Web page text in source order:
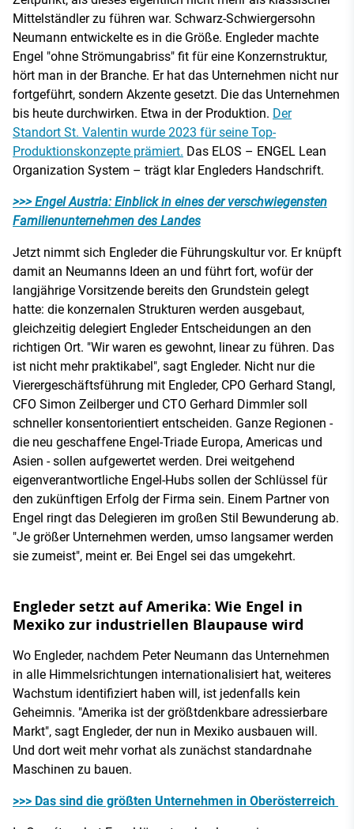
Mittelständler zu führen war. Schwarz-Schwiergersohn
Neumann entwickelte es in die Größe. Engleder machte
Engel "ohne Strömungabriss" fit für eine Konzernstruktur,
hört man in der Branche. Er hat das Unternehmen nicht nur
fortgeführt, sondern Akzente gesetzt. Die das Unternehmen
bis heute durchwirken. Etwa in der Produktion. Der
Standort St. Valentin wurde 2023 für seine Top-
Produktionskonzepte prämiert. Das ELOS – ENGEL Lean
Organization System – trägt klar Engleders Handschrift.
>>> Engel Austria: Einblick in eines der verschwiegensten
Familienunternehmen des Landes
Jetzt nimmt sich Engleder die Führungskultur vor. Er knüpft
damit an Neumanns Ideen an und führt fort, wofür der
langjährige Vorsitzende bereits den Grundstein gelegt
hatte: die konzernalen Strukturen werden ausgebaut,
gleichzeitig delegiert Engleder Entscheidungen an den
richtigen Ort. "Wir waren es gewohnt, linear zu führen. Das
ist nicht mehr praktikabel", sagt Engleder. Nicht nur die
Vierergeschäftsführung mit Engleder, CPO Gerhard Stangl,
CFO Simon Zeilberger und CTO Gerhard Dimmler soll
schneller konsentorientiert entscheiden. Ganze Regionen -
die neu geschaffene Engel-Triade Europa, Americas und
Asien - sollen aufgewertet werden. Drei weitgehend
eigenverantwortliche Engel-Hubs sollen der Schlüssel für
den zukünftigen Erfolg der Firma sein. Einem Partner von
Engel ringt das Delegieren im großen Stil Bewunderung ab.
"Je größer Unternehmen werden, umso langsamer werden
sie zumeist", meint er. Bei Engel sei das umgekehrt.
Engleder setzt auf Amerika: Wie Engel in
Mexiko zur industriellen Blaupause wird
Wo Engleder, nachdem Peter Neumann das Unternehmen
in alle Himmelsrichtungen internationalisiert hat, weiteres
Wachstum identifiziert haben will, ist jedenfalls kein
Geheimnis. "Amerika ist der größtdenkbare adressierbare
Markt", sagt Engleder, der nun in Mexiko ausbauen will.
Und dort weit mehr vorhat als zunächst standardnahe
Maschinen zu bauen.
>>> Das sind die größten Unternehmen in Oberösterreich